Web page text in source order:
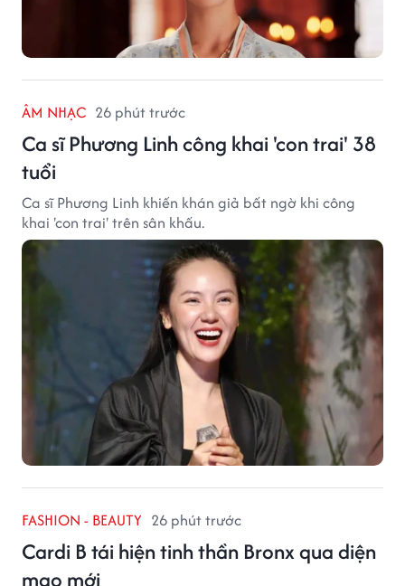
ÂM NHẠC 26 phút trước
Ca sĩ Phương Linh công khai 'con trai' 38
tuổi
Ca sĩ Phương Linh khiến khán giả bất ngờ khi công
khai 'con trai' trên sân khấu.
FASHION - BEAUTY 26 phút trước
Cardi B tái hiện tinh thần Bronx qua diện
mạo mới